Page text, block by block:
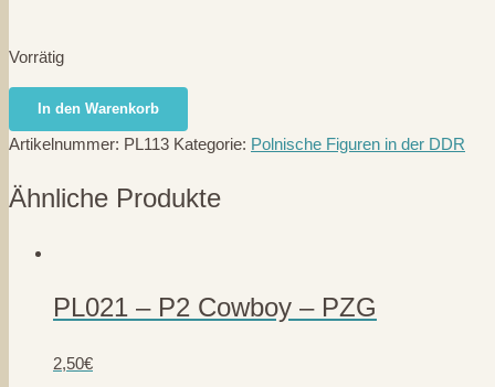
Vorrätig
PL113
-
P10
mit
In den Warenkorb
Artikelnummer: PL113 Kategorie: Polnische Figuren in der DDR
Ähnliche Produkte
PL021 – P2 Cowboy – PZG
2,50€